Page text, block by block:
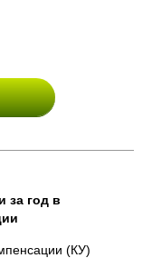
за год в
(КУ)